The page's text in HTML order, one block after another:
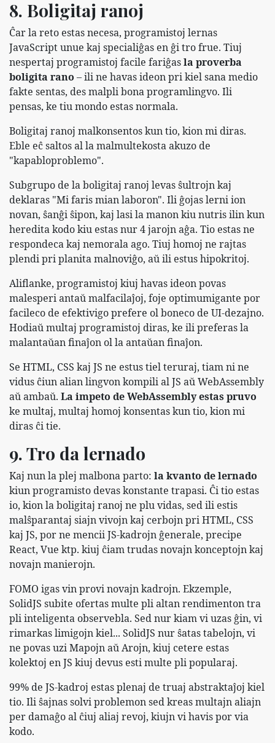
8. Boligitaj ranoj
Ĉar la reto estas necesa, programistoj lernas
JavaScript unue kaj specialiĝas en ĝi tro frue. Tiuj
nespertaj programistoj facile fariĝasla proverba
boligita rano – ili ne havas ideon pri kiel sana medio
fakte sentas, des malpli bona programlingvo. Ili
pensas, ke tiu mondo estas normala.
Boligitaj ranoj malkonsentos kun tio, kion mi diras.
Eble eĉ saltos al la malmultekosta akuzo de
"kapabloproblemo".
Subgrupo de la boligitaj ranoj levas ŝultrojn kaj
deklaras "Mi faris mian laboron". Ili ĝojas lerni ion
novan, ŝanĝi ŝipon, kaj lasi la manon kiu nutris ilin kun
heredita kodo kiu estas nur 4 jarojn aĝa. Tio estas ne
respondeca kaj nemorala ago. Tiuj homoj ne rajtas
plendi pri planita malnoviĝo, aŭ ili estus hipokritoj.
Aliflanke, programistoj kiuj havas ideon povas
malesperi antaŭ malfacilaĵoj, foje optimumigante por
facileco de efektivigo prefere ol boneco de UI-dezajno.
Hodiaŭ multaj programistoj diras, ke ili preferas la
malantaŭan finaĵon ol la antaŭan finaĵon.
Se HTML, CSS kaj JS ne estus tiel teruraj, tiam ni ne
vidus ĉiun alian lingvon kompili al JS aŭ WebAssembly
aŭ ambaŭ. La impeto de WebAssembly estas pruvo
ke multaj, multaj homoj konsentas kun tio, kion mi
diras ĉi tie.
9. Tro da lernado
Kaj nun la plej malbona parto: la kvanto de lernado
kiun programisto devas konstante trapasi. Ĉi tio estas
io, kion la boligitaj ranoj ne plu vidas, sed ili estis
malŝparantaj siajn vivojn kaj cerbojn pri HTML, CSS
kaj JS, por ne mencii JS-kadrojn ĝenerale, precipe
React, Vue ktp. kiuj ĉiam trudas novajn konceptojn kaj
novajn manierojn.
FOMO igas vin provi novajn kadrojn. Ekzemple,
SolidJS subite ofertas multe pli altan rendimenton tra
pli inteligenta observebla. Sed nur kiam vi uzas ĝin, vi
rimarkas limigojn kiel... SolidJS nur ŝatas tabelojn, vi
ne povas uzi Mapojn aŭ Arojn, kiuj cetere estas
kolektoj en JS kiuj devus esti multe pli popularaj.
99% de JS-kadroj estas plenaj de truaj abstraktaĵoj kiel
tio. Ili ŝajnas solvi problemon sed kreas multajn aliajn
per damaĝo al ĉiuj aliaj revoj, kiujn vi havis por via
kodo.